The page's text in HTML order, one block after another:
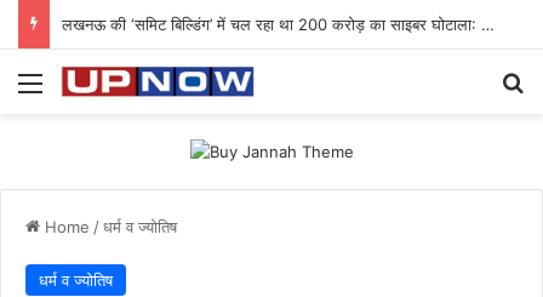
लखनऊ की ‘समिट बिल्डिंग’ में चल रहा था 200 करोड़ का साइबर घोटाला: 40 युवतियों समेत 119 गिरफ्तार
Menu
Home /धर्म व ज्योतिष
धर्म व ज्योतिष